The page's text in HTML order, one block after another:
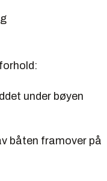
under bøyen
båten framover på